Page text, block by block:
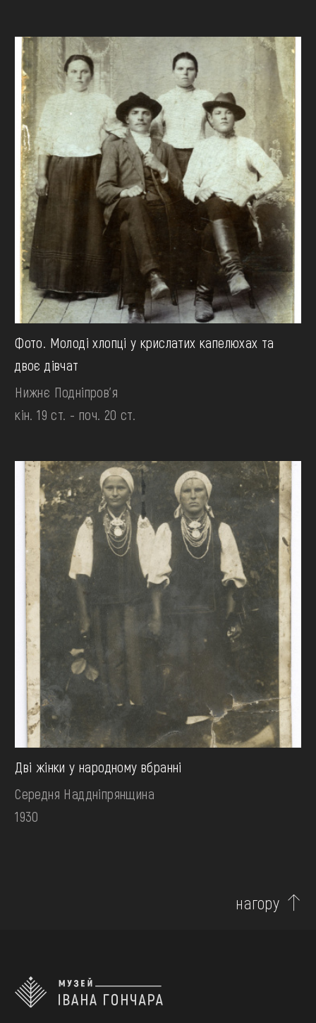
Фото. Молоді хлопці у крислатих капелюхах та
двоє дівчат
Нижнє Подніпров'я
кін. 19 ст. - поч. 20 ст.
Дві жінки у народному вбранні
Середня Наддніпрянщина
1930
нагору